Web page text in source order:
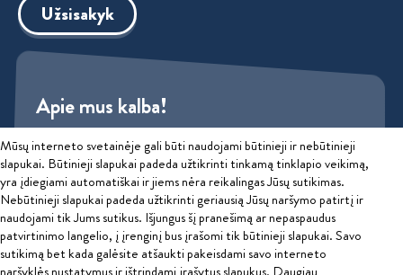
Užsisakyk
Apie mus kalba!
Sužinok
Privatumo politika
2026 © Educatus, UAB
Ginčai dėl sutarties netinkamo vykdymo ar nevykdymo ne teisme
Mūsų interneto svetainėje gali būti naudojami būtinieji ir nebūtinieji
slapukai. Būtinieji slapukai padeda užtikrinti tinkamą tinklapio veikimą,
yra įdiegiami automatiškai ir jiems nėra reikalingas Jūsų sutikimas.
Nebūtinieji slapukai padeda užtikrinti geriausią Jūsų naršymo patirtį ir
naudojami tik Jums sutikus. Išjungus šį pranešimą ar nepaspaudus
patvirtinimo langelio, į įrenginį bus įrašomi tik būtinieji slapukai. Savo
sutikimą bet kada galėsite atšaukti pakeisdami savo interneto